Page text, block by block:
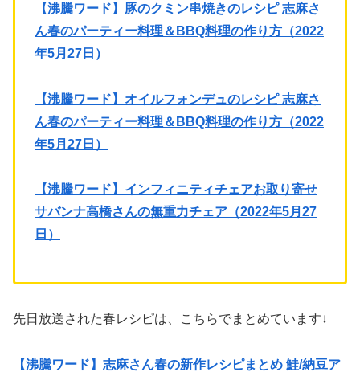
【沸騰ワード】豚のクミン串焼きのレシピ 志麻さ
ん春のパーティー料理＆BBQ料理の作り方（2022
年5月27日）
【沸騰ワード】オイルフォンデュのレシピ 志麻さ
ん春のパーティー料理＆BBQ料理の作り方（2022
年5月27日）
【沸騰ワード】インフィニティチェアお取り寄せ
サバンナ高橋さんの無重力チェア（2022年5月27
日）
先日放送された春レシピは、こちらでまとめています↓
【沸騰ワード】志麻さん春の新作レシピまとめ 鮭/納豆ア